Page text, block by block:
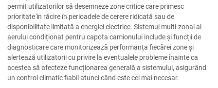
permit utilizatorilor să desemneze zone critice care primesc
prioritate în răcire în perioadele de cerere ridicată sau de
disponibilitate limitată a energiei electrice. Sistemul multi-zonal al
aerului condiționat pentru capota camionului include și funcții de
diagnosticare care monitorizează performanța fiecărei zone și
alertează utilizatorii cu privire la eventualele probleme înainte ca
acestea să afecteze funcționarea generală a sistemului, asigurând
un control climatic fiabil atunci când este cel mai necesar.